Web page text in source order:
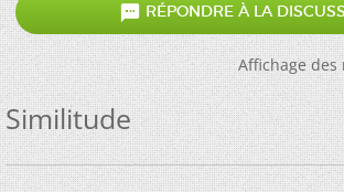
 RÉPONDRE À LA
Affichage
Similitude